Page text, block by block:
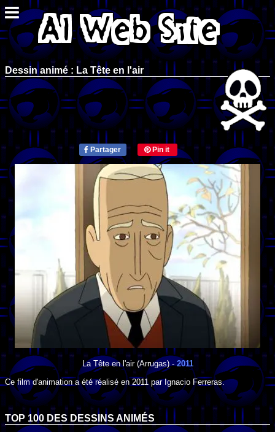
Dessin animé : La Tête en l'air
Partager Pin it
La Tête en l'air(Arrugas) -2011
Ce film d'animation a été réalisé en 2011parIgnacio Ferreras.
TOP 100 DES DESSINS ANIMÉS